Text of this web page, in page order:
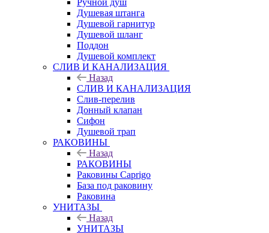
Ручной душ
Душевая штанга
Душевой гарнитур
Душевой шланг
Поддон
Душевой комплект
СЛИВ И КАНАЛИЗАЦИЯ
Назад
СЛИВ И КАНАЛИЗАЦИЯ
Слив-перелив
Донный клапан
Сифон
Душевой трап
РАКОВИНЫ
Назад
РАКОВИНЫ
Раковины Caprigo
База под раковину
Раковина
УНИТАЗЫ
Назад
УНИТАЗЫ